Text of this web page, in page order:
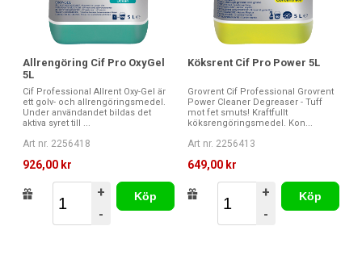
Allrengöring Cif Pro OxyGel
5L
Cif Professional Allrent Oxy-Gel är
ett golv- och allrengöringsmedel.
Under användandet bildas det
aktiva syret till ...
Art nr. 2256418
926,00 kr
+
-
Köp
Köksrent Cif Pro Power 5L
Grovrent Cif Professional Grovrent
Power Cleaner Degreaser - Tuff
mot fet smuts! Kraftfullt
köksrengöringsmedel. Kon...
Art nr. 2256413
649,00 kr
+
-
Köp